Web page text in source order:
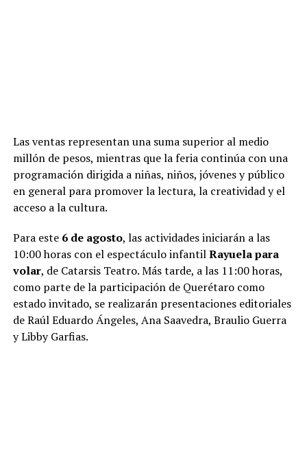
Las ventas representan una suma superior al medio
millón de pesos, mientras que la feria continúa con una
programación dirigida a niñas, niños, jóvenes y público
en general para promover la lectura, la creatividad y el
acceso a la cultura.
Para este 6 de agosto, las actividades iniciarán a las
10:00 horas con el espectáculo infantilRayuela para
volar, de Catarsis Teatro. Más tarde, a las 11:00 horas,
como parte de la participación de Querétaro como
estado invitado, se realizarán presentaciones editoriales
de Raúl Eduardo Ángeles, Ana Saavedra, Braulio Guerra
y Libby Garfias.